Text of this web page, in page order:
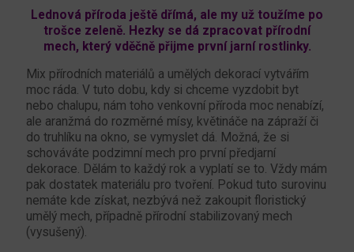
Lednová příroda ještě dřímá, ale my už toužíme po
trošce zeleně. Hezky se dá zpracovat přírodní
mech, který vděčně přijme první jarní rostlinky.
Mix přírodních materiálů a umělých dekorací vytvářím
moc ráda. V tuto dobu, kdy si chceme vyzdobit byt
nebo chalupu, nám toho venkovní příroda moc nenabízí,
ale aranžmá do rozměrné mísy, květináče na zápraží či
do truhlíku na okno, se vymyslet dá. Možná, že si
schováváte podzimní mech pro první předjarní
dekorace. Dělám to každý rok a vyplatí se to. Vždy mám
pak dostatek materiálu pro tvoření. Pokud tuto surovinu
nemáte kde získat, nezbývá než zakoupit floristický
umělý mech, případně přírodní stabilizovaný mech
(vysušený).